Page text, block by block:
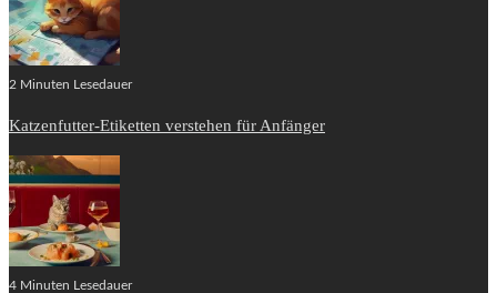
2 Minuten Lesedauer
Katzenfutter-Etiketten verstehen für Anfänger
4 Minuten Lesedauer